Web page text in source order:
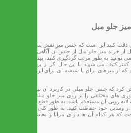
جلو مبل
دقت کنید این است که جنس میز نقش بسیار مهمی در
از خرید میز جلو مبل از جنس آن آگاهی کافی را پیدا
توانید به طور مرتب گردگیری کنید، بهتر است که به
کثیف می شوند. با این حال اگر از این نظر مشکل
از میزهای براق یا شیشه ای برای این کار استفاده
کرد که جنس جلو مبلی در کاربرد آن نیز بسیار موثر
های مختلفی را بر روی میز جلو مبلی قرار دهید،
رویی آن مستحکم باشد. به طور قطع با انجام چنین
از وسایل خود حفاظت کنید. به طور کلی میزها را می
که هر کدام آن ها دارای مزایا و معایب خاص خود